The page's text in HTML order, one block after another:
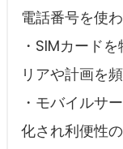
電話番号を使
・SIMカード
リアや計画を
・モバイルサ
化され利便性